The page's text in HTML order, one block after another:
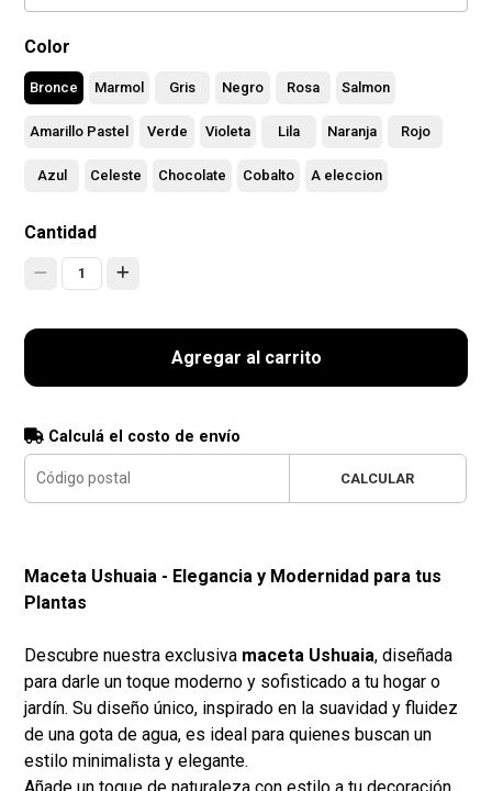
Color
Bronce Marmol Gris Negro Rosa Salmon
Amarillo Pastel Verde Violeta Lila Naranja Rojo
Azul Celeste Chocolate Cobalto A eleccion
Cantidad
1
Agregar al carrito
Calculá el costo de envío
CALCULAR
Maceta Ushuaia - Elegancia y Modernidad para tus
Plantas
Descubre nuestra exclusiva maceta Ushuaia, diseñada
para darle un toque moderno y sofisticado a tu hogar o
jardín. Su diseño único, inspirado en la suavidad y fluidez
de una gota de agua, es ideal para quienes buscan un
estilo minimalista y elegante.